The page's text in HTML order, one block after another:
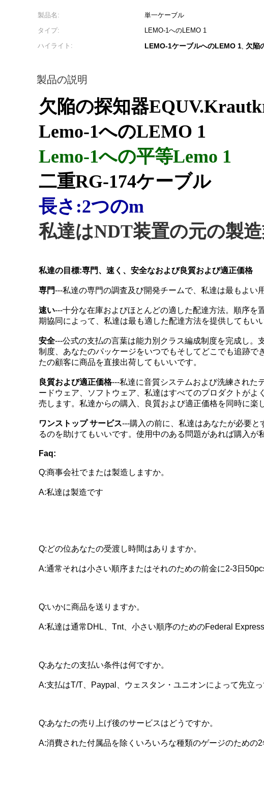
製品名: 単一ケーブル
タイプ:
LEMO-1へのLEMO 1
ハイライト:
LEMO-1ケーブルへのLEMO 1, 欠陥
製品の説明
欠陥の探知器
Lemo-1へのLEMO 1
Lemo-1への平等Lemo 1
二重RG-174ケーブル
長さ:2つのm
私達はNDT装置の元の製造
私達の目標:専門、速く、安全なおよび良質および適正価格
専門---私達の専門の調査及び開発チームで、私達は最もよい
速い---十分な在庫およびほとんどの適した配達方法。順序
期協同によって、私達は最も適した配達方法を提供してもい
安全---公式の支払の言葉は能力別クラス編成制度を完成し
制度、あなたのパッケージをいつでもそしてどこでも追跡
たの顧客に商品を直接出荷してもいいです。
良質および適正価格---私達に音質システムおよび洗練された
ードウェア、ソフトウェア、私達はすべてのプロダクトが
売します。私達からの購入、良質および適正価格を同時に楽
ワンストップ サービス---購入の前に、私達はあなたが必要
るのを助けてもいいです。使用中のある問題があれば購入が
Faq:
Q:商事会社でまたは製造しますか。
A:私達は製造です
Q:どの位あなたの受渡し時間はありますか。
A:通常それは小さい順序またはそれのための前金に2-3日
Q:いかに商品を送りますか。
A:私達は通常DHL、Tnt、小さい順序のためのFederal
Q:あなたの支払い条件は何ですか。
A:支払はT/T、Paypal、ウェスタン・ユニオンによって先立っ
Q:あなたの売り上げ後のサービスはどうですか。
A:消費された付属品を除くいろいろな種類のゲージのための2